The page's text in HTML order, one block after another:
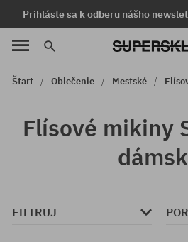
Prihláste sa k odberu nášho
Štart Oblečenie Mestské
Flísové mikiny
FILTRUJ